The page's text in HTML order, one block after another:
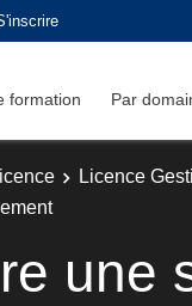
formation Par
Licence
une